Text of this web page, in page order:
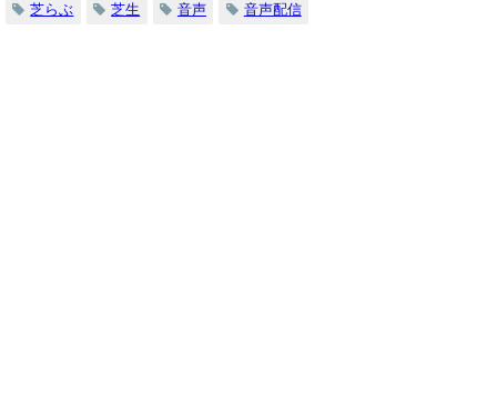
芝らぶ 芝生 音声 音声配信